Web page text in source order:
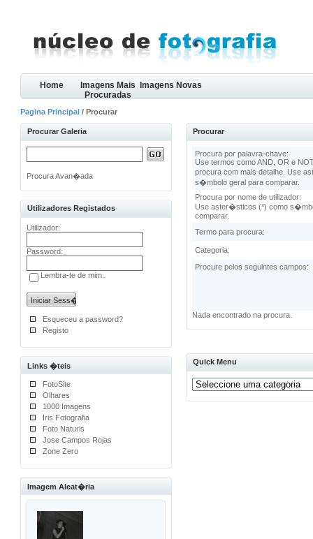
Home
Imagens Mais
Procuradas
Imagens Novas
Pagina Principal / Procurar
Procurar Galeria
Procura Avan�ada
Utilizadores Registados
Utilizador:
Password:
Lembra-te de mim.
Esqueceu a password?
Registo
Links �teis
FotoSite
Olhares
1000 Imagens
Iris Fotografia
Foto Naturis
Jose Campos Rojas
Zone Zero
Imagem Aleat�ria
Procurar
Procura por palavra-chave:
Use termos como AND, OR e
procura com mais detalhe. Use
s�mbolo geral para comparar.
Procura por nome de utilizador:
Use aster�sticos (*) como
comparar.
Termo para procura:
Categoria:
Procure pelos seguintes campos:
Nada encontrado na procura.
Quick Menu